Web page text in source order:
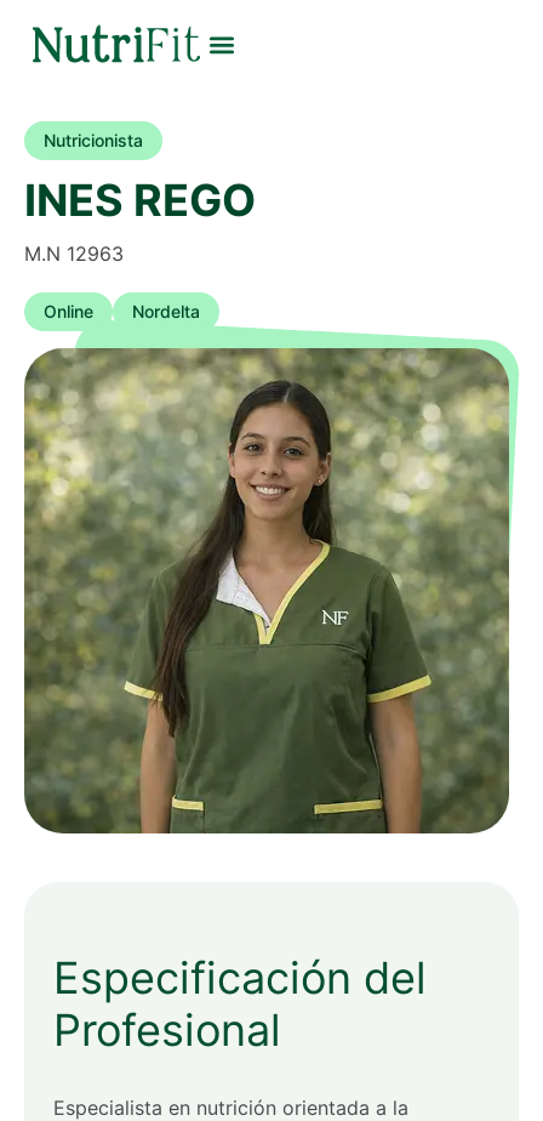
Nutricionista
INES REGO
M.N 12963
Online Nordelta
Especificación del
Profesional
Especialista en nutrición orientada a la